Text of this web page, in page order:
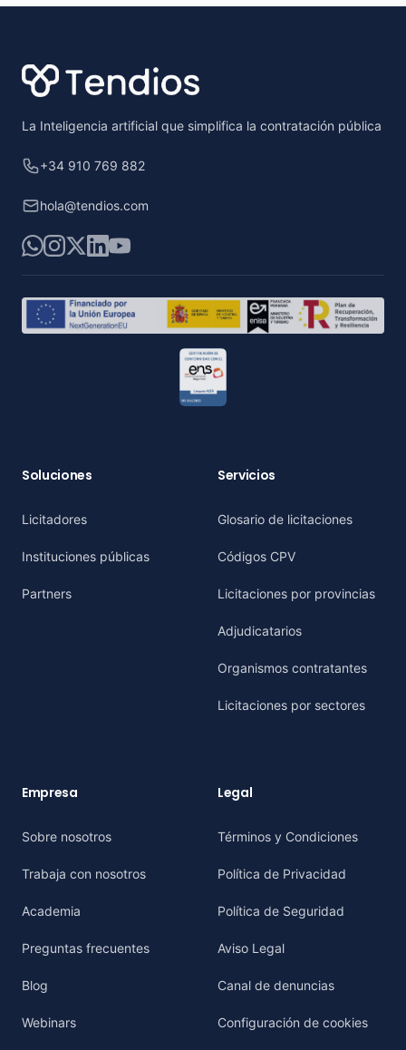
La Inteligencia artificial que simplifica la contratación pública
+34 910 769 882
hola@tendios.com
WhatsApp
Instagram
X LinkedIn
YouTube
Soluciones
Licitadores
Instituciones públicas
Partners
Servicios
Glosario de licitaciones
Códigos CPV
Licitaciones por provincias
Adjudicatarios
Organismos contratantes
Licitaciones por sectores
Empresa
Sobre nosotros
Trabaja con nosotros
Academia
Preguntas frecuentes
Blog
Webinars
Legal
Términos y Condiciones
Política de Privacidad
Política de Seguridad
Aviso Legal
Canal de denuncias
Configuración de cookies